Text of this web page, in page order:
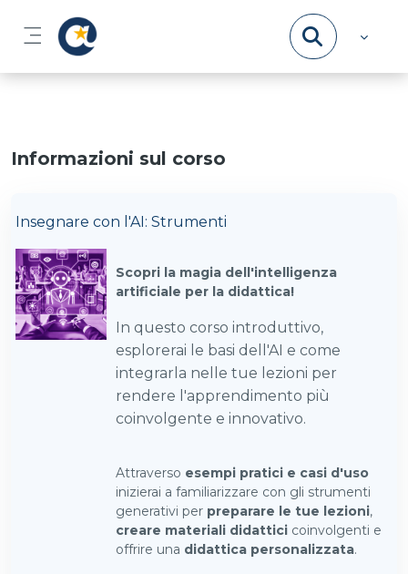
Pannello laterale
Informazioni sul corso
Insegnare con l'AI: Strumenti
Scopri la magia dell'intelligenza
artificiale per la didattica!
In questo corso introduttivo,
esplorerai le basi dell'AI e come
integrarla nelle tue lezioni per
rendere l'apprendimento più
coinvolgente e innovativo.
Attraverso esempi pratici e casi d'uso
inizierai a familiarizzare con gli strumenti
generativi per preparare le tue lezioni,
creare materiali didattici coinvolgenti e
offrire una didattica personalizzata.